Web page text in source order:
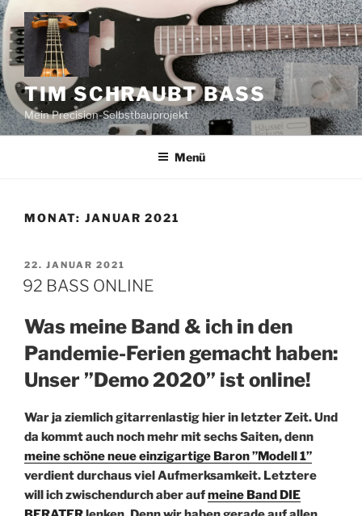
Zum
Inhalt
springen
TIM SCHRAUBT BASS
Mein Precision-Selbstbauprojekt
Menü
MONAT: JANUAR 2021
VERÖFFENTLICHT
AM
22. JANUAR 2021
92 BASS ONLINE
Was meine Band & ich in den
Pandemie-Ferien gemacht haben:
Unser ”Demo 2020” ist online!
War ja ziemlich gitarrenlastig hier in letzter Zeit. Und
da kommt auch noch mehr mit sechs Saiten, denn
meine schöne neue einzigartige Baron ”Modell 1”
verdient durchaus viel Aufmerksamkeit. Letztere
will ich zwischendurch aber aufmeine Band DIE